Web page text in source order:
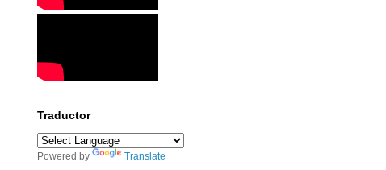
Traductor
Powered by Translate